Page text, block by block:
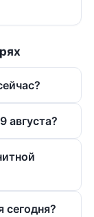
августа?
сегодня?